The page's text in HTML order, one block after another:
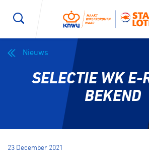
Kenniscentrum
Magazine
Nieuws
Nieuws
SELECTIE WK E-
BEKEND
23 December 2021
Wegwielrennen
E-
Kunstwielrijden ID-
Baanwielrennen